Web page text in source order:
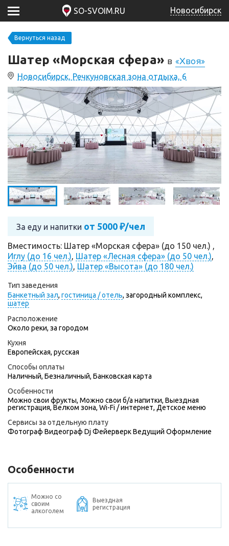
SO-SVOIM.RU Новосибирск
Вернуться назад
Шатер «Морская сфера» в «Хвоя»
Новосибирск, Речкуновская зона отдыха, 6
За еду и напитки от 5000 ₽/чел
Вместимость: Шатер «Морская сфера» (до 150 чел.) ,
Иглу (до 16 чел.), Шатер «Лесная сфера» (до 50 чел.),
Эйва (до 50 чел.), Шатер «Высота» (до 180 чел.)
Тип заведения
Банкетный зал, гостиница / отель, загородный комплекс,
шатер
Расположение
Около реки, за городом
Кухня
Европейская, русская
Способы оплаты
Наличный, Безналичный, Банковская карта
Особенности
Можно свои фрукты, Можно свои б/а напитки, Выездная
регистрация, Велком зона, Wi-Fi / интернет, Детское меню
Сервисы за отдельную плату
Фотограф Видеограф DjФейерверкВедущий Оформление
Особенности
Можно со
своим
алкоголем
Выездная
регистрация